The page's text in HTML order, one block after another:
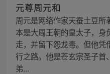
元尊周元和
周元是网络作家天蚕土豆
本是大周王朝的皇太子，
走，并留下怨龙毒。但他
行之路。他是苍玄宗圣子首
弟...